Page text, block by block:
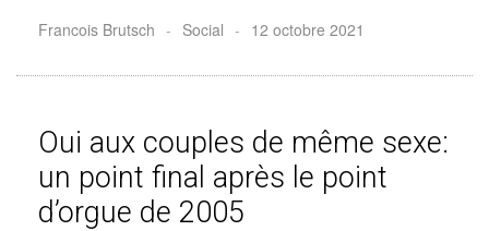
Francois Brutsch - Social - 12 octobre 2021
Oui aux couples de même sexe:
un point final après le point
d’orgue de 2005